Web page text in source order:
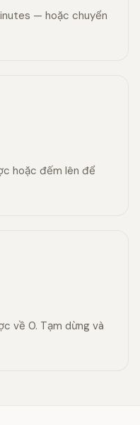
— hoặc chuyển
hoặc đếm lên để
về 0. Tạm dừng và